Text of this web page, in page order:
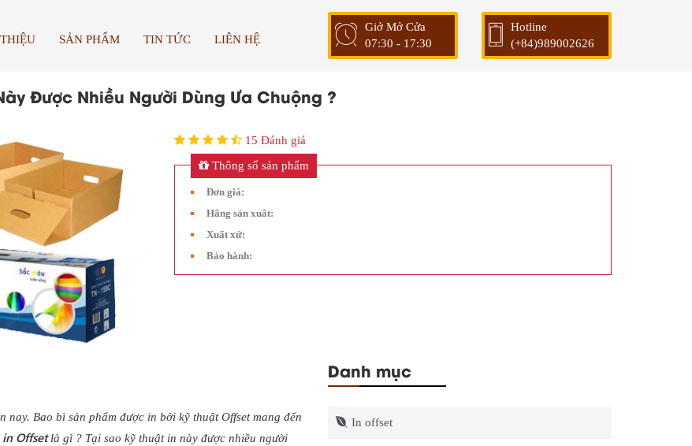
SẢN PHẨM TIN TỨC LIÊN HỆ
Giở Mở Cửa
07:30 - 17:30
Hotline
(+84)989002626
Được Nhiều Người Dùng Ưa Chuộng ?
15 Đánh giá
Thông số sản phẩm
Đơn giá:
Hãng sản xuất:
Xuất xứ:
Bảo hành:
Bao bì sản phẩm được in bởi kỹ thuật Offset mang đến
in Offsetlà gì ? Tại sao kỹ thuật in này được nhiều người
Danh mục
In offset